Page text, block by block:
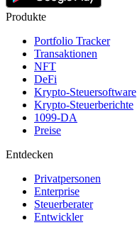
Produkte
Portfolio Tracker
Transaktionen
NFT
DeFi
Krypto-Steuersoftware
Krypto-Steuerberichte
1099-DA
Preise
Entdecken
Privatpersonen
Enterprise
Steuerberater
Entwickler